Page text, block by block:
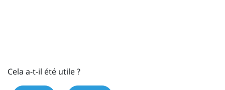
Cela a-t-il été utile ?